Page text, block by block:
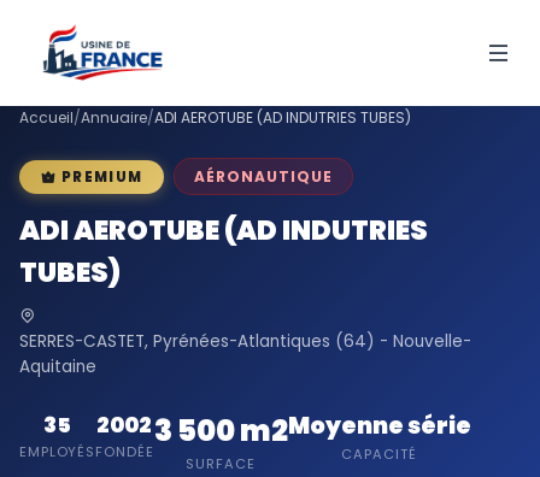
Accueil/Annuaire/ADI AEROTUBE (AD INDUTRIES TUBES)
PREMIUM AÉRONAUTIQUE
ADI AEROTUBE (AD INDUTRIES
TUBES)
SERRES-CASTET, Pyrénées-Atlantiques (64) - Nouvelle-
Aquitaine
35
EMPLOYÉS
2002
FONDÉE
3 500 m2
SURFACE
Moyenne série
CAPACITÉ